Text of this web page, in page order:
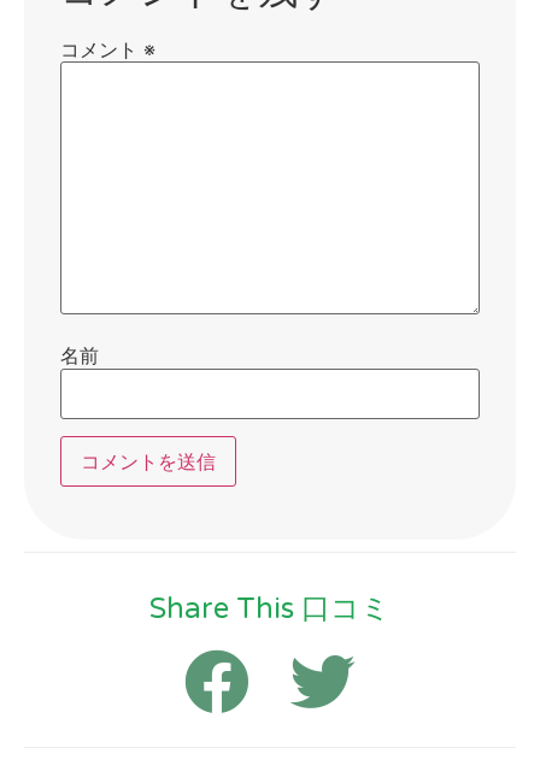
コメント ※
名前
Share This 口コミ